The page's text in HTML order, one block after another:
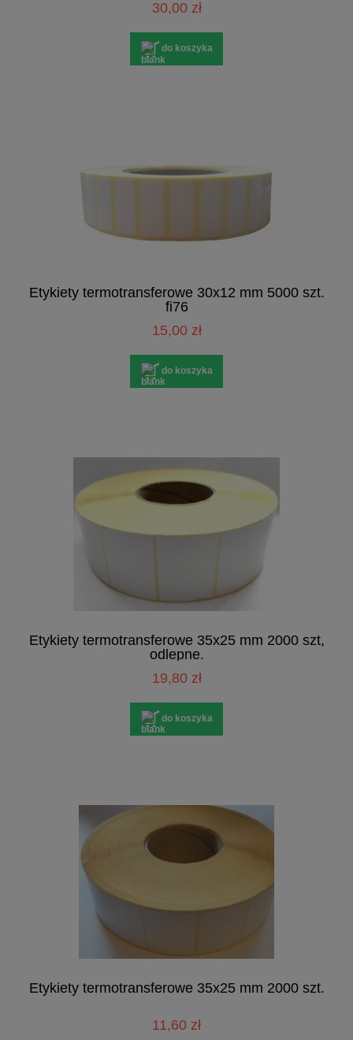
30,00 zł
do koszyka
Etykiety termotransferowe 30x12 mm 5000 szt.
fi76
15,00 zł
do koszyka
Etykiety termotransferowe 35x25 mm 2000 szt,
odlepne.
19,80 zł
do koszyka
Etykiety termotransferowe 35x25 mm 2000 szt.
11,60 zł